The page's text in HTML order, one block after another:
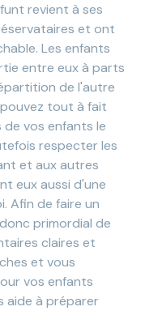
revient à ses
et ont
Les enfants
entre eux à parts
de l'autre
tout à fait
de vos enfants le
respecter les
et aux autres
eux aussi d'une
Afin de faire un
primordial de
claires et
et vous
vos enfants
aide à préparer